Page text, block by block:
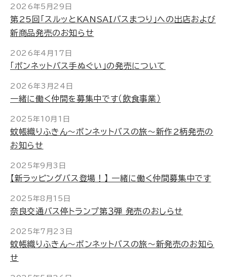
2026年5月29日
第25回「スルッとKANSAIバスまつり」への出店および
新商品発売のお知らせ
2026年4月17日
「ボンネットバス手ぬぐい」の発売について
2026年3月24日
一緒に働く仲間を募集中です（飲食事業）
2025年10月1日
蚊帳織りふきん～ボンネットバスの旅～新作2柄発売の
お知らせ
2025年9月3日
【新ラッピングバス登場！】 一緒に働く仲間募集中です
2025年8月15日
奈良交通バス停トランプ第３弾 発売のおしらせ
2025年7月23日
蚊帳織りふきん～ボンネットバスの旅～新発売のお知ら
せ